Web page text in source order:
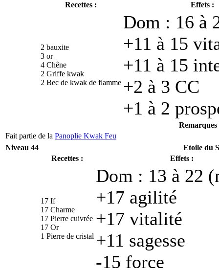
Recettes :
Effets :
2 bauxite
3 or
4 Chêne
2 Griffe kwak
2 Bec de kwak de flamme
Dom : 16 à
+11 à 15
+11 à 15
+2 à 3 CC
+1 à 2
Remarques
Fait partie de la Panoplie Kwak Feu
Niveau 44
Etoile du
Recettes :
Effets :
17 If
17 Charme
17 Pierre cuivrée
17 Or
1 Pierre de cristal
Dom : 13 à 22
+17 agilité
+17 vitalité
+11 sagesse
-15 force